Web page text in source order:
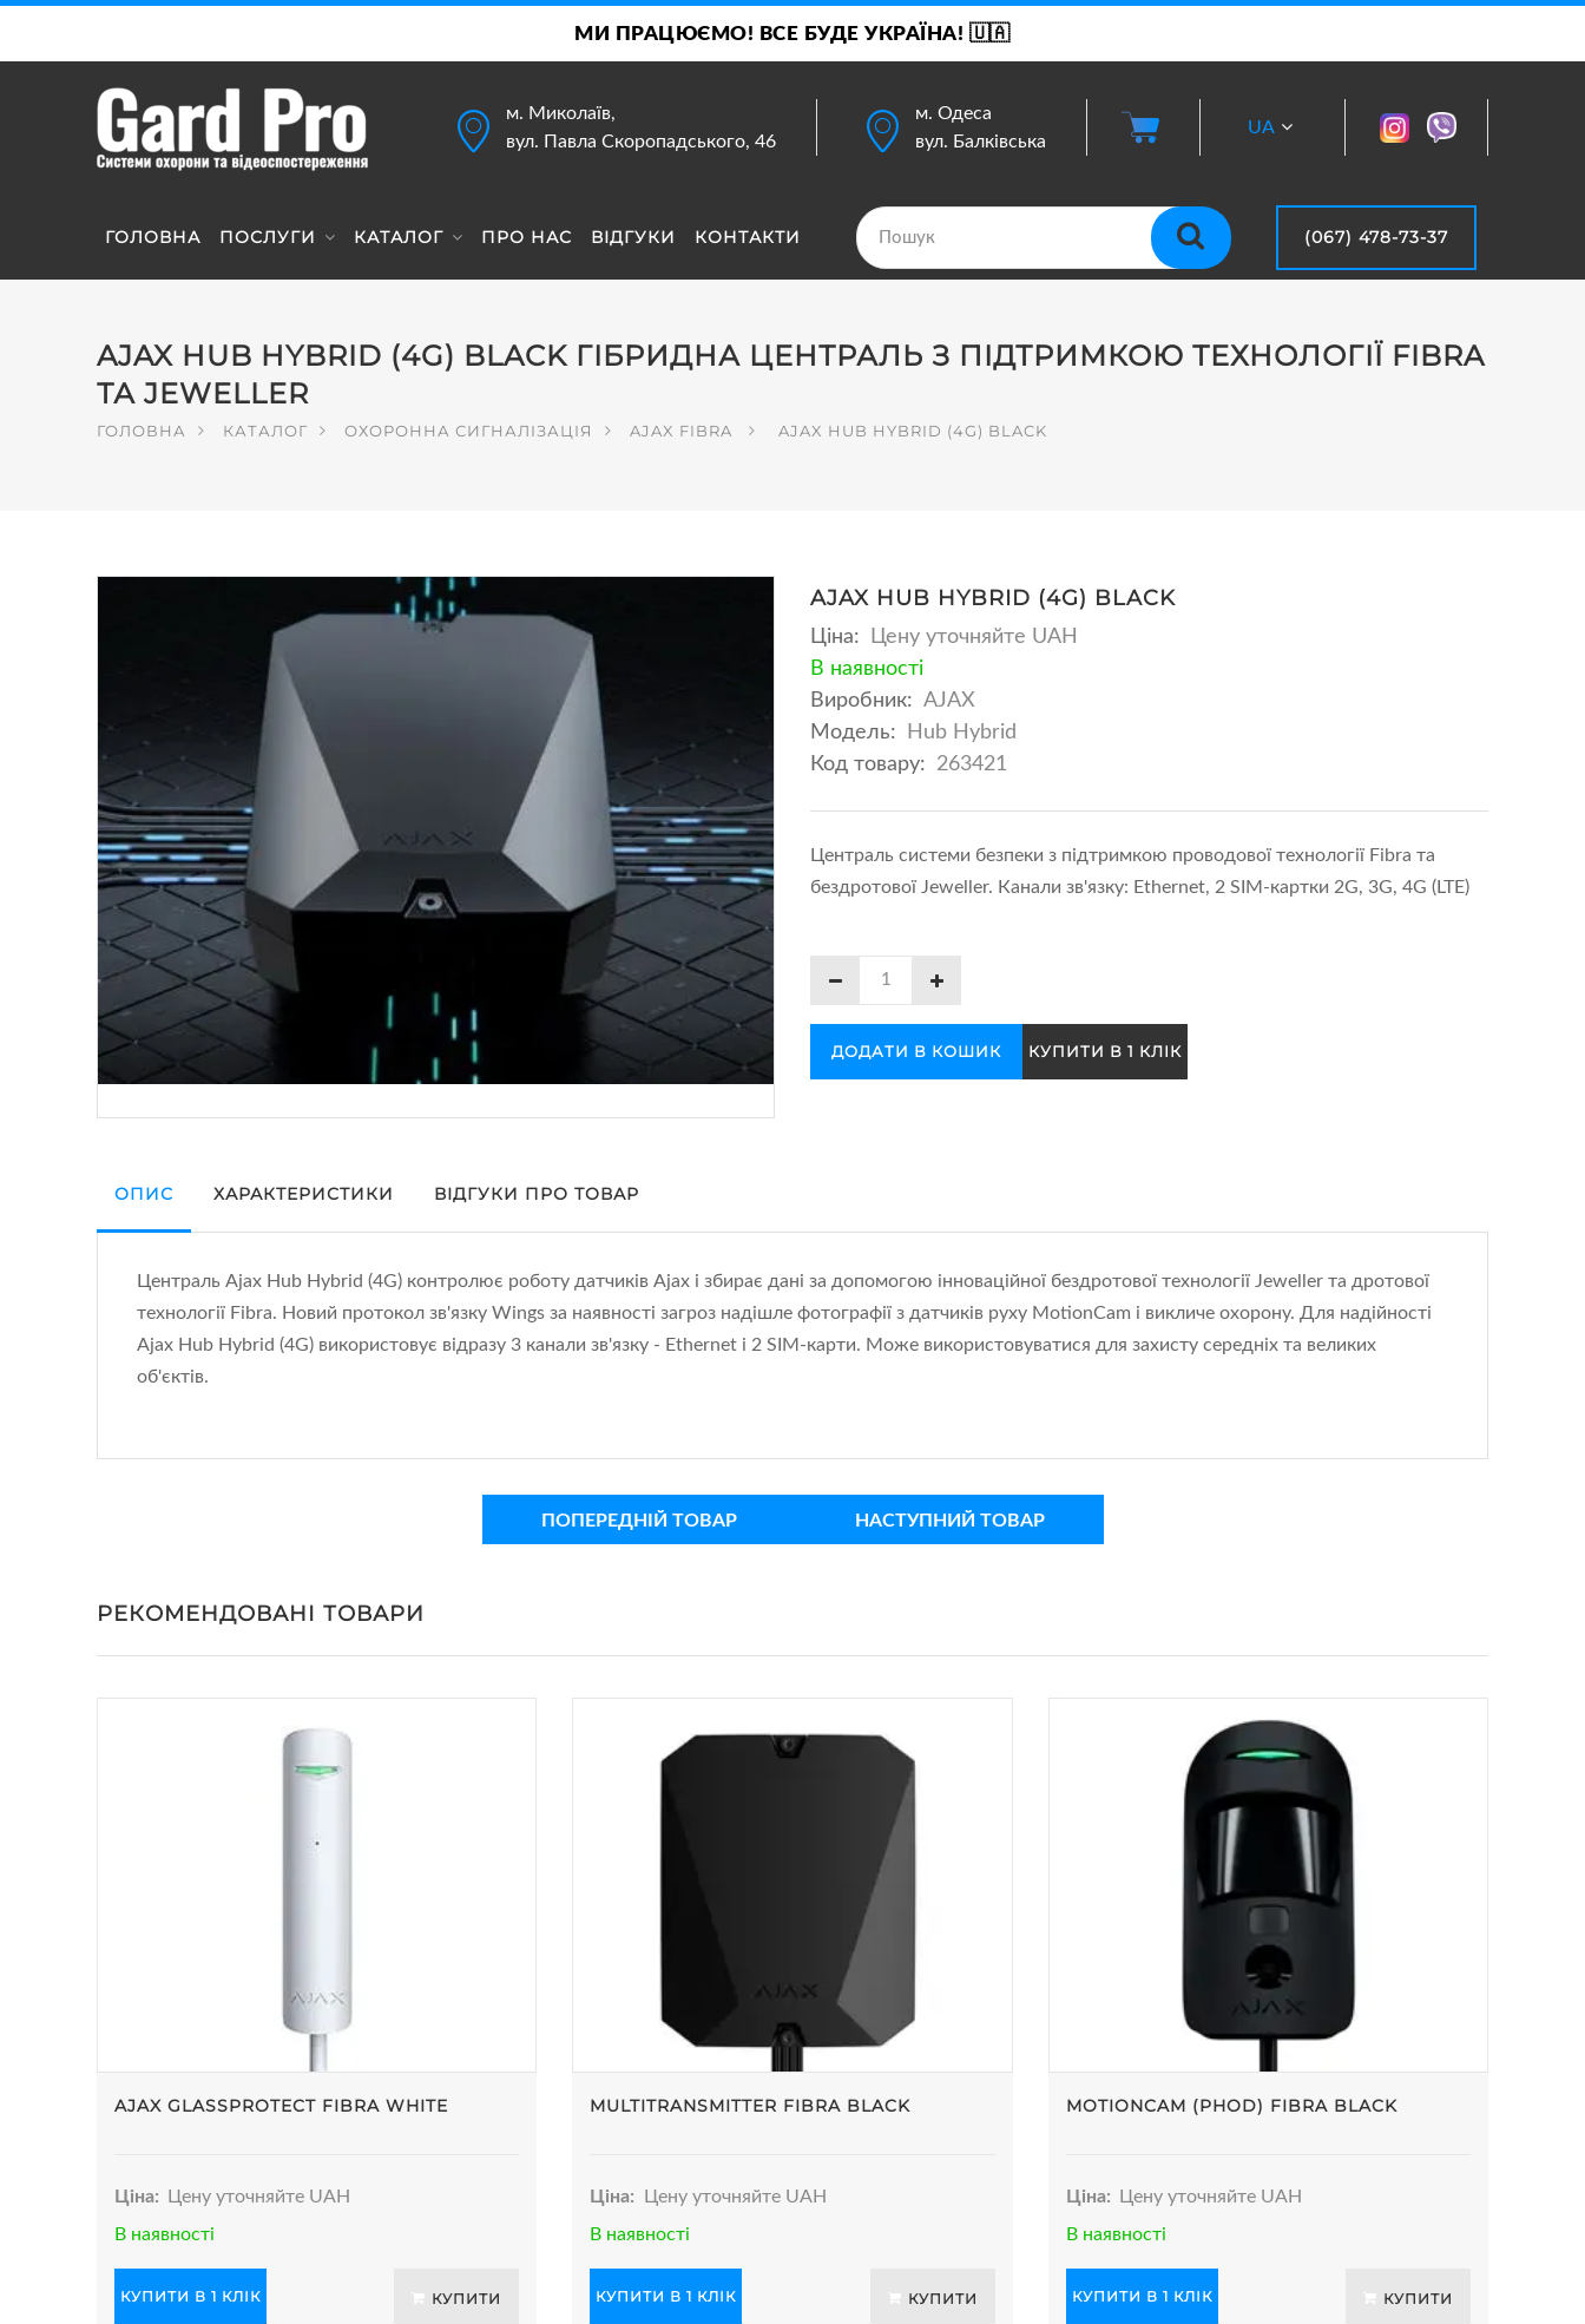
МИ ПРАЦЮЄМО! ВСЕ БУДЕ УКРАЇНА! 🇺🇦
м. Миколаїв,
вул. Павла Скоропадського, 46
м. Одеса
вул. Балківська
UA
ГОЛОВНА ПОСЛУГИ КАТАЛОГ ПРО НАС ВІДГУКИ КОНТАКТИ (067) 478-73-37
AJAX HUB HYBRID (4G) BLACK ГІБРИДНА ЦЕНТРАЛЬ З ПІДТРИМКОЮ ТЕХНОЛОГІЇ FIBRA
ТА JEWELLER
ГОЛОВНА КАТАЛОГ ОХОРОННА СИГНАЛІЗАЦІЯ AJAX FIBRA AJAX HUB HYBRID (4G) BLACK
AJAX HUB HYBRID (4G) BLACK
Ціна:
Цену уточняйте UAH
В наявності
Виробник: AJAX
Модель:
Hub Hybrid
Код товару:
263421
Централь системи безпеки з підтримкою проводової технології Fibra та
бездротової Jeweller. Канали зв'язку: Ethernet, 2 SIM-картки 2G, 3G, 4G (LTE)
ДОДАТИ В КОШИК КУПИТИ В 1 КЛІК
ОПИС ХАРАКТЕРИСТИКИ ВІДГУКИ ПРО ТОВАР
Централь Ajax Hub Hybrid (4G) контролює роботу датчиків Ajax і збирає дані за допомогою інноваційної бездротової технології Jeweller та дротової
технології Fibra. Новий протокол зв'язку Wings за наявності загроз надішле фотографії з датчиків руху MotionCam і викличе охорону. Для надійності
Ajax Hub Hybrid (4G) використовує відразу 3 канали зв'язку - Ethernet і 2 SIM-карти. Може використовуватися для захисту середніх та великих
об'єктів.
ПОПЕРЕДНІЙ ТОВАР НАСТУПНИЙ ТОВАР
РЕКОМЕНДОВАНІ ТОВАРИ
AJAX GLASSPROTECT FIBRA WHITE
Ціна:
Цену уточняйте UAH
В наявності
КУПИТИ В 1 КЛІК КУПИТИ
MULTITRANSMITTER FIBRA BLACK
Ціна:
Цену уточняйте UAH
В наявності
КУПИТИ В 1 КЛІК КУПИТИ
MOTIONCAM (PHOD) FIBRA BLACK
Ціна:
Цену уточняйте UAH
В наявності
КУПИТИ В 1 КЛІК КУПИТИ